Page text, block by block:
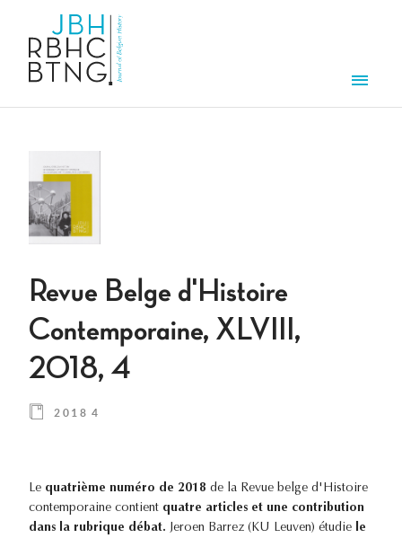
Revue Belge d'Histoire
Contemporaine, XLVIII,
2018, 4
2018 4
Le quatrième numéro de 2018 de la Revue belge d'Histoire
contemporaine contient quatre articles et une contribution
dans la rubrique débat. Jeroen Barrez (KU Leuven) étudie le